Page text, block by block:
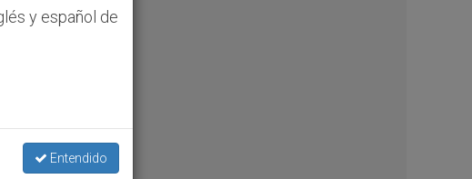
y español de
Entendido